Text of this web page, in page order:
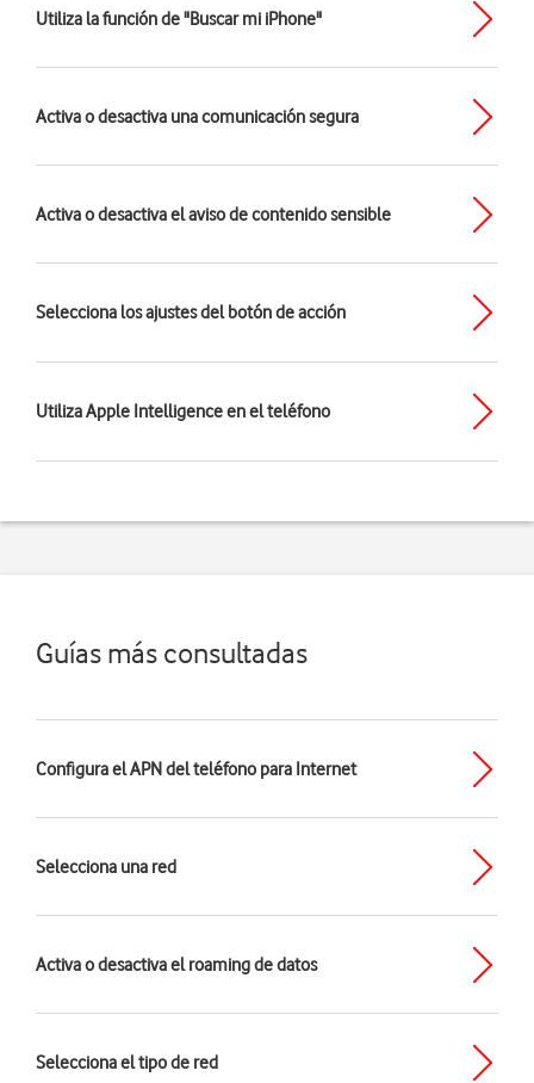
Utiliza la función de "Buscar mi iPhone"
Activa o desactiva una comunicación segura
Activa o desactiva el aviso de contenido sensible
Selecciona los ajustes del botón de acción
Utiliza Apple Intelligence en el teléfono
Guías más consultadas
Configura el APN del teléfono para Internet
Selecciona una red
Activa o desactiva el roaming de datos
Selecciona el tipo de red